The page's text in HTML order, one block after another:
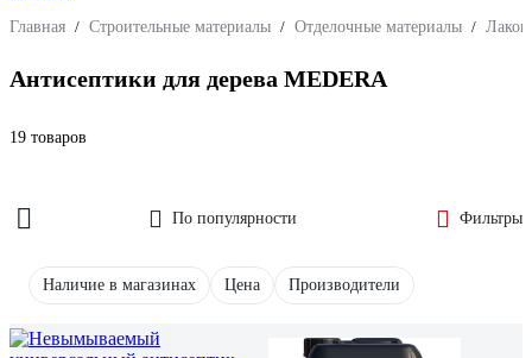
Главная / Строительные материалы / Отделочные материалы /
Антисептики для дерева MEDERA
19 товаров
По популярности Фильтры
Наличие в магазинах Цена Производители